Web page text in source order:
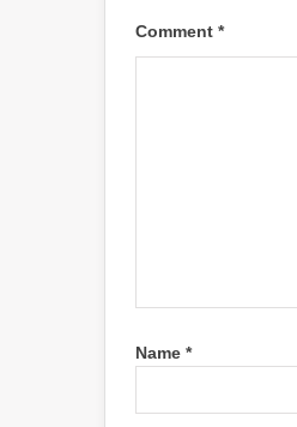
Comment *
Name *